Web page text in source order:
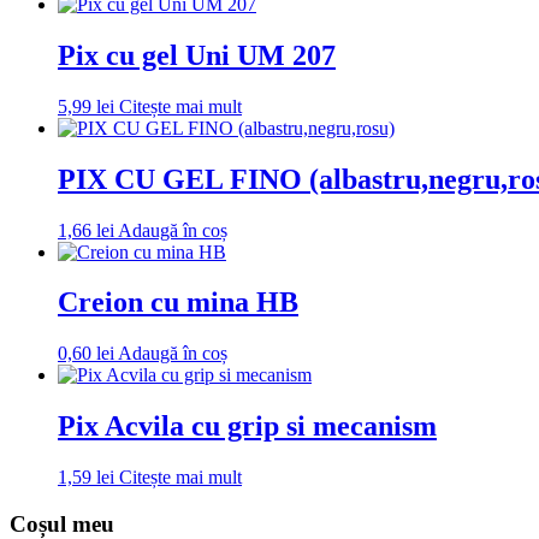
Pix cu gel Uni UM 207
5,99 lei Citește mai mult
PIX CU GEL FINO
1,66 lei Adaugă în coș
Creion cu mina HB
0,60 lei Adaugă în coș
Pix Acvila cu grip si mecanism
1,59 lei Citește mai mult
Coșul meu